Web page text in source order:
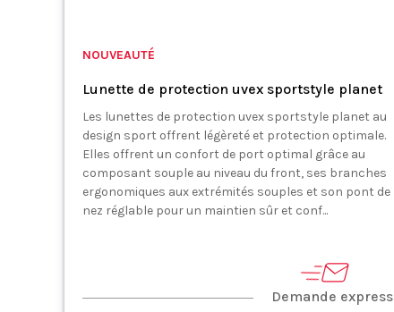
NOUVEAUTÉ
Lunette de protection uvex sportstyle planet
Les lunettes de protection uvex sportstyle planet au
design sport offrent légèreté et protection optimale.
Elles offrent un confort de port optimal grâce au
composant souple au niveau du front, ses branches
ergonomiques aux extrémités souples et son pont de
nez réglable pour un maintien sûr et conf...
Demande express